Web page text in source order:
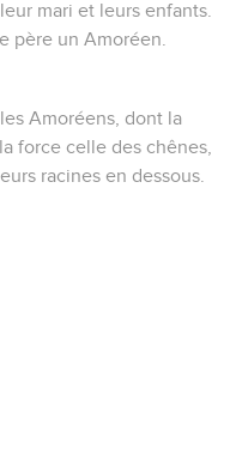
mari et leurs enfants.
père un Amoréen.
Amoréens, dont la
force celle des chênes,
racines en dessous.